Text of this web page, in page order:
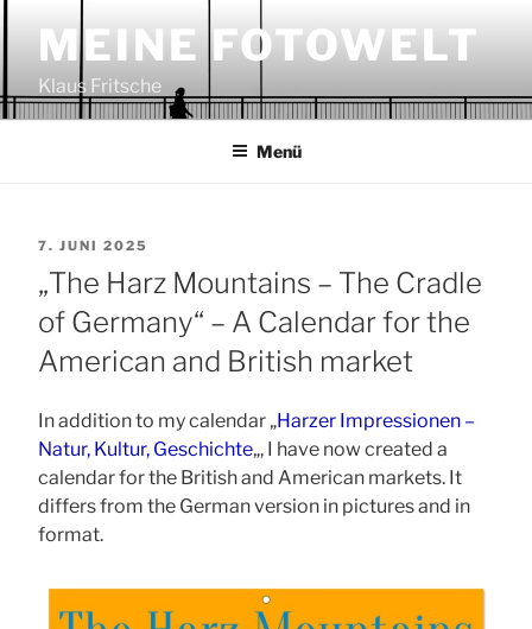
Zum
Inhalt
springenMEINE FOTOWELT
Klaus Fritsche
Menü
VERÖFFENTLICHT
AM
7. JUNI 2025
„The Harz Mountains – The Cradle
of Germany“ – A Calendar for the
American and British market
In addition to my calendar „Harzer Impressionen –
Natur, Kultur, Geschichte„, I have now created a
calendar for the British and American markets. It
differs from the German version in pictures and in
format.